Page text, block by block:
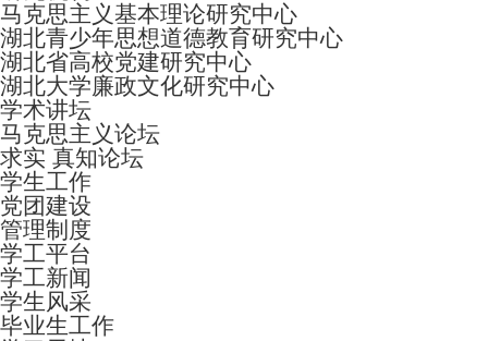
马克思主义基本理论研究中心
湖北青少年思想道德教育研究中心
湖北省高校党建研究中心
湖北大学廉政文化研究中心
学术讲坛
马克思主义论坛
求实 真知论坛
学生工作
党团建设
管理制度
学工平台
学工新闻
学生风采
毕业生工作